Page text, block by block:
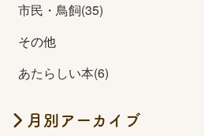
市民・鳥飼(35)
その他
あたらしい本(6)
月別アーカイブ